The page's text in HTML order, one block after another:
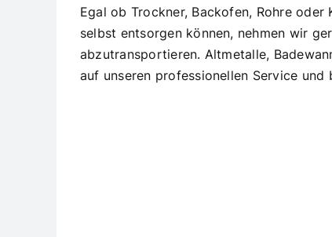
Egal ob Trockner, Backofen, Rohre
selbst entsorgen können, nehmen wir
abzutransportieren. Altmetalle,
auf unseren professionellen Service